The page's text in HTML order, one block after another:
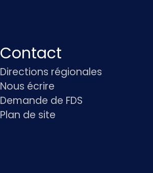
Contact
Directions régionales
Nous écrire
Demande de FDS
Plan de site